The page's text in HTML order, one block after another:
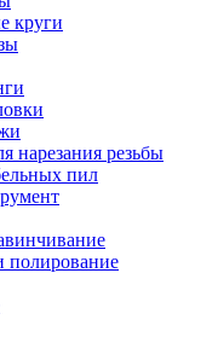
круги
нарезания резьбы
пил